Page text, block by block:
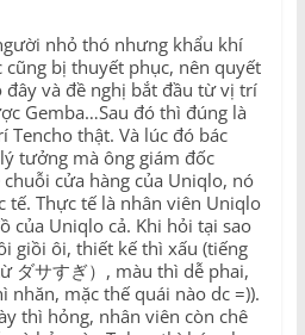
nhỏ thó nhưng khẩu khí
bị thuyết phục, nên quyết
đây và đề nghị bắt đầu từ vị trí
Gemba…Sau đó thì đúng là
Tencho thật. Và lúc đó bác
tưởng mà ông giám đốc
cửa hàng của Uniqlo, nó
tế. Thực tế là nhân viên Uniqlo
của Uniqlo cả. Khi hỏi tại sao
giồi ôi, thiết kế thì xấu (tiếng
ダサすぎ）, màu thì dễ phai,
nhăn, mặc thế quái nào dc =)).
thì hỏng, nhân viên còn chê